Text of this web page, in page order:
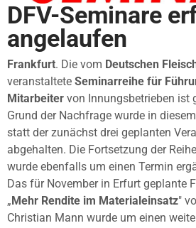
DFV-Seminare
angelaufen
Frankfurt. Die vom Deutschen
veranstaltete Seminarreihe für
Mitarbeiter von Innungsbetrieben ist
Grund der Nachfrage wurde in
statt der zunächst drei geplanten
abgehalten. Die Fortsetzung der
wurde ebenfalls um einen Termin
Das für November in Erfurt geplante
„Mehr Rendite im Materialeinsatz"
Christian Mann wurde um einen